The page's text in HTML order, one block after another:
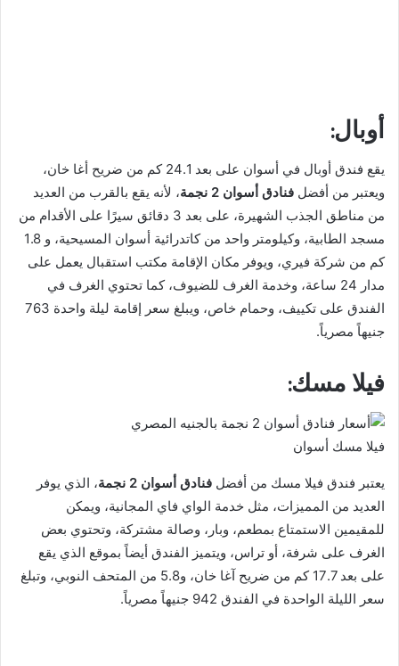
أوبال:
يقع فندق أوبال في أسوان على بعد 24.1 كم من ضريح أغا خان،
ويعتبر من أفضل فنادق أسوان 2 نجمة
، لأنه يقع بالقرب من العديد
من مناطق الجذب الشهيرة، على بعد 3 دقائق سيرًا على الأقدام من
مسجد الطابية، وكيلومتر واحد من كاتدرائية أسوان المسيحية، و 1.8
كم من شركة فيري، ويوفر مكان الإقامة مكتب استقبال يعمل على
مدار 24 ساعة، وخدمة الغرف للضيوف، كما تحتوي الغرف في
الفندق على تكييف، وحمام خاص، ويبلغ سعر إقامة ليلة واحدة 763
جنيهاً مصرياً.
فيلا مسك:
فيلا مسك أسوان
يعتبر فندق فيلا مسك من أفضل فنادق أسوان 2 نجمة
، الذي يوفر
العديد من المميزات، مثل خدمة الواي فاي المجانية، ويمكن
للمقيمين الاستمتاع بمطعم، وبار، وصالة مشتركة، وتحتوي بعض
الغرف على شرفة، أو تراس، ويتميز الفندق أيضاً بموقع الذي يقع
على بعد 17.7 كم من ضريح آغا خان، و5.8 من المتحف النوبي، وتبلغ
سعر الليلة الواحدة في الفندق 942 جنيهاً مصرياً.